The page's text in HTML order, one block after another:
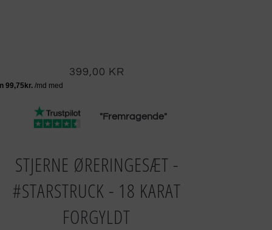
399,00 KR
"Fremragende"
STJERNE ØRERINGESÆT -
#STARSTRUCK - 18 KARAT
FORGYLDT